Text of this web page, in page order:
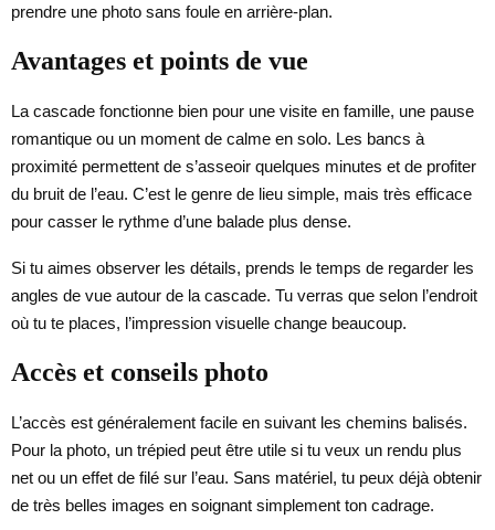
prendre une photo sans foule en arrière-plan.
Avantages et points de vue
La cascade fonctionne bien pour une visite en famille, une pause
romantique ou un moment de calme en solo. Les bancs à
proximité permettent de s’asseoir quelques minutes et de profiter
du bruit de l’eau. C’est le genre de lieu simple, mais très efficace
pour casser le rythme d’une balade plus dense.
Si tu aimes observer les détails, prends le temps de regarder les
angles de vue autour de la cascade. Tu verras que selon l’endroit
où tu te places, l’impression visuelle change beaucoup.
Accès et conseils photo
L’accès est généralement facile en suivant les chemins balisés.
Pour la photo, un trépied peut être utile si tu veux un rendu plus
net ou un effet de filé sur l’eau. Sans matériel, tu peux déjà obtenir
de très belles images en soignant simplement ton cadrage.